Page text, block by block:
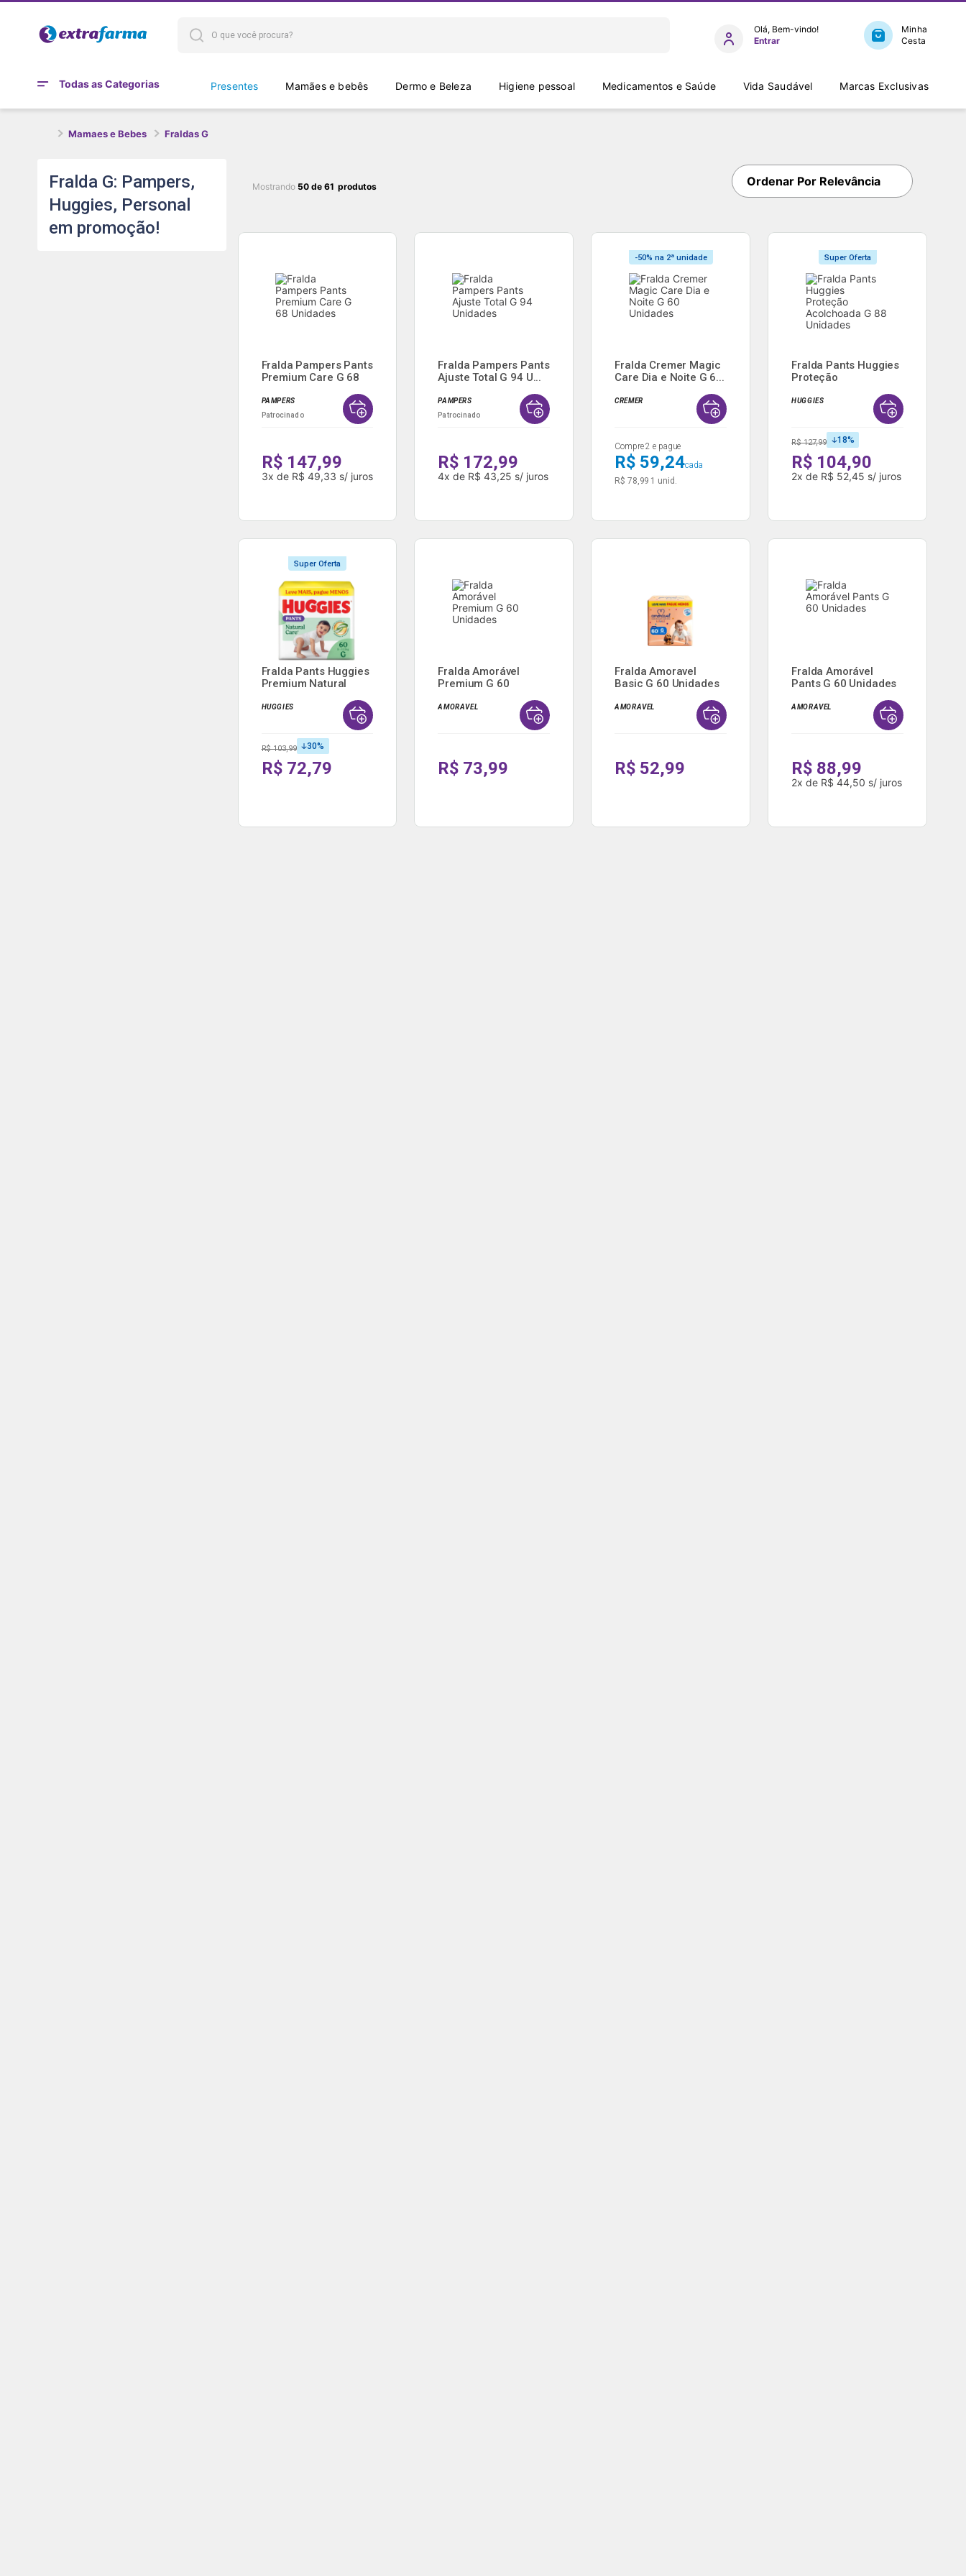
Entrar
Todas as Categorias Presentes Mamães e bebês Dermo e Beleza Higiene pessoal Medicamentos e Saúde Vida Saudável Marcas Exclusivas
Mamaes e Bebes Fraldas G
Fralda G: Pampers,
Huggies, Personal
em promoção!
Mostrando 50 de 61 Ordenar Por Relevância
Fralda Pampers Pants
Premium Care G 68
PAMPERS
Patrocinado
R$ 147,99
3x de R$ 49,33 s/ juros
Fralda Pampers Pants
Ajuste Total G 94 U...
PAMPERS
Patrocinado
R$ 172,99
4x de R$ 43,25 s/ juros
-50% na 2ª unidade
Fralda Cremer Magic
Care Dia e Noite G 6...
CREMER
Compre 2 e pague
R$ 59,24cada
R$ 78,99 1 unid.
Super Oferta
Fralda Pants Huggies
Proteção
HUGGIES
R$ 127,99 18%
R$ 104,90
2x de R$ 52,45 s/ juros
Super Oferta
Fralda Pants Huggies
Premium Natural
HUGGIES
R$ 103,99 30%
R$ 72,79
Fralda Amorável
Premium G 60
AMORAVEL
R$ 73,99
Fralda Amoravel
Basic G 60 Unidades
AMORAVEL
R$ 52,99
Fralda Amorável
Pants G 60 Unidades
AMORAVEL
R$ 88,99
2x de R$ 44,50 s/ juros